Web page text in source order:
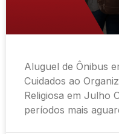
Aluguel de Ônibus
Cuidados ao
Religiosa em Julho
períodos mais